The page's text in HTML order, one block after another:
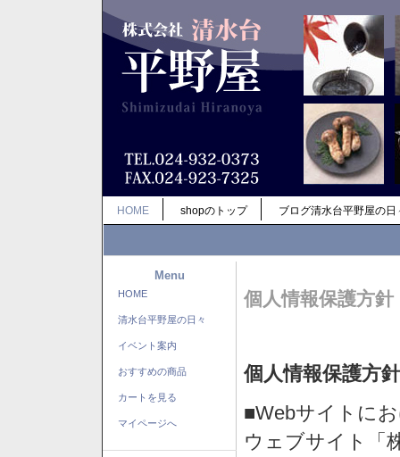
HOME shopのトップ ブログ清水台平野屋の日
Menu
HOME
清水台平野屋の日々
イベント案内
おすすめの商品
カートを見る
マイページへ
個人情報保護方針
個人情報保護方針
■Webサイトに
ウェブサイト「